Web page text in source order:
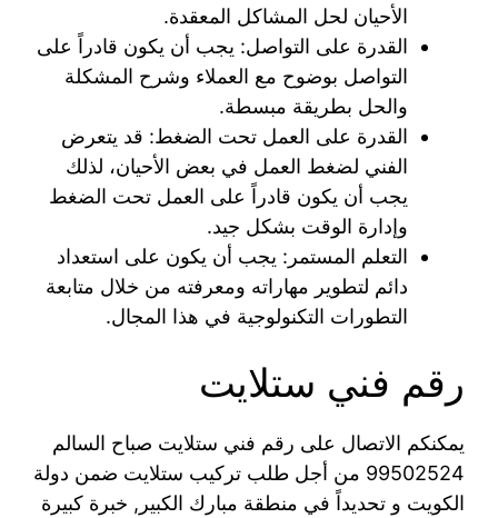
الأحيان لحل المشاكل المعقدة.
القدرة على التواصل: يجب أن يكون قادراً على
التواصل بوضوح مع العملاء وشرح المشكلة
والحل بطريقة مبسطة.
القدرة على العمل تحت الضغط: قد يتعرض
الفني لضغط العمل في بعض الأحيان، لذلك
يجب أن يكون قادراً على العمل تحت الضغط
وإدارة الوقت بشكل جيد.
التعلم المستمر: يجب أن يكون على استعداد
دائم لتطوير مهاراته ومعرفته من خلال متابعة
التطورات التكنولوجية في هذا المجال.
رقم فني ستلايت
يمكنكم الاتصال على رقم فني ستلايت صباح السالم
99502524 من أجل طلب تركيب ستلايت ضمن دولة
الكويت و تحديداً في منطقة مبارك الكبير, خبرة كبيرة